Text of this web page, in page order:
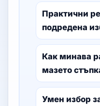
Практични
подредена
Как минава
мазето
Умен избор